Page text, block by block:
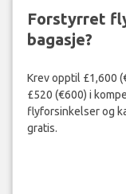
Forstyrret
bagasje?
Krev opptil £1,600
£520 (€600) i
flyforsinkelser og
gratis.